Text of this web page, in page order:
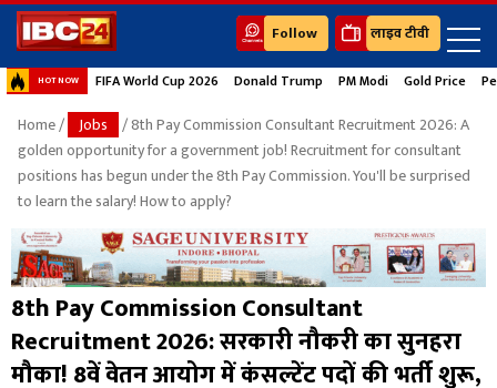
Follow लाइव टीवी
HOT NOW FIFA World Cup 2026 Donald Trump PM Modi Gold Price
Home/ Jobs
/ 8th Pay Commission Consultant Recruitment 2026: A
golden opportunity for a government job! Recruitment for consultant
positions has begun under the 8th Pay Commission. You'll be surprised
to learn the salary! How to apply?
8th Pay Commission Consultant
Recruitment 2026: सरकारी नौकरी का सुनहरा
मौका! 8वें वेतन आयोग में कंसल्टेंट पदों की भर्ती शुरू,